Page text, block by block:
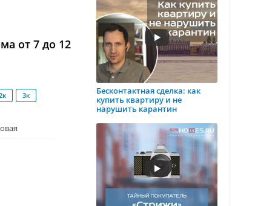
от 7 до 12
3к
Бесконтактная сделка: как
купить квартиру и не
нарушить карантин